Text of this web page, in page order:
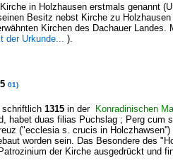
in Holzhausen erstmals genannt
Besitz nebst Kirche zu
Kirchen des Dachauer
der Urkunde... ).
01)
schriftlich 1315 in der Konradinischen
habet duas filias Puchslag ; Perg cum
("ecclesia s. crucis in
worden sein. Das Besondere des
der Kirche ausgedrückt und